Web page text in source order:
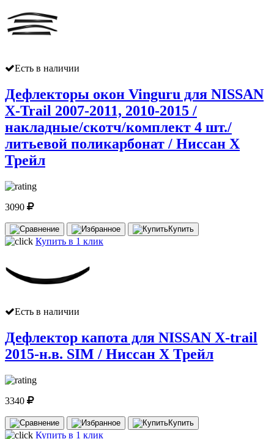
Есть в наличии
Дефлекторы окон Vinguru для NISSAN
X-Trail 2007-2011, 2010-2015 /
накладные/скотч/комплект 4 шт./
литьевой поликарбонат / Ниссан Х
Трейл
3090
Купить
Купить в 1 клик
Есть в наличии
Дефлектор капота для NISSAN X-trail
2015-н.в. SIM / Ниссан Х Трейл
3340
Купить
Купить в 1 клик